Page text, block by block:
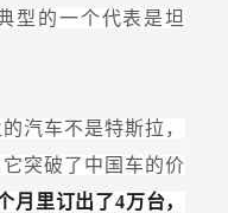
型的一个代表是坦
汽车不是特斯拉，
突破了中国车的价
月里订出了4万台，